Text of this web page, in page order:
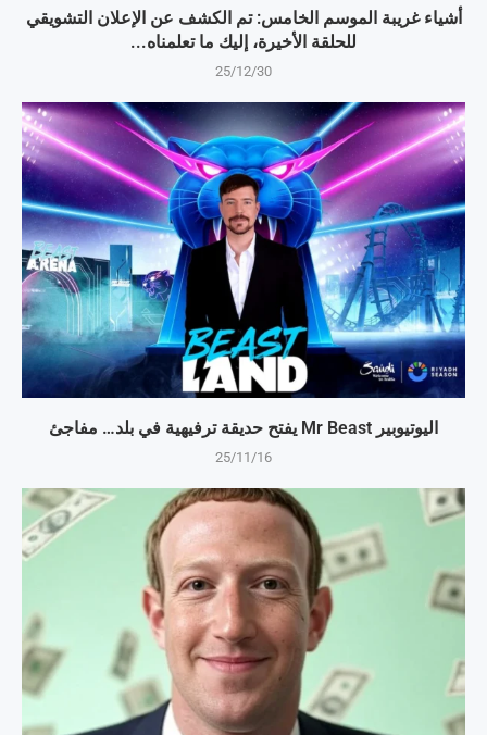
أشياء غريبة الموسم الخامس: تم الكشف عن الإعلان التشويقي
للحلقة الأخيرة، إليك ما تعلمناه...
25/12/30
اليوتيوبير Mr Beast يفتح حديقة ترفيهية في بلد… مفاجئ
25/11/16